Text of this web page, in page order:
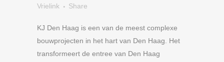
Vrielink
Share
KJ Den Haag is een van de meest complexe
bouwprojecten in het hart van Den Haag. Het
transformeert de entree van Den Haag